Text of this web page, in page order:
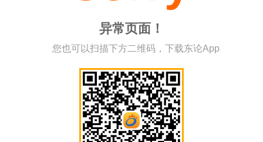
异常页面！
您也可以扫描下方二维码，下载东论App